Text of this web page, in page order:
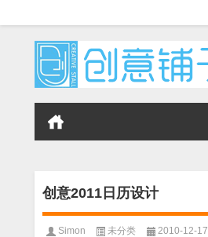
创意2011日历设计
Simon 未分类 2010-12-17